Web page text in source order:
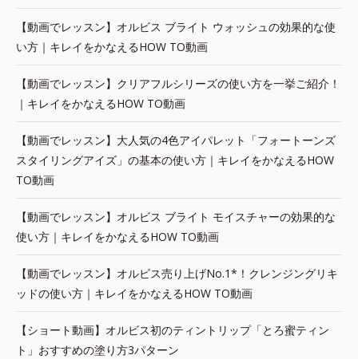
【動画でレッスン】オルビス ブライト ウォッシュの効果的な使
い方｜キレイをかなえるHOW TO動画
【動画でレッスン】クリアフルシリーズの使い方を一挙ご紹介！
｜キレイをかなえるHOW TO動画
【動画でレッスン】大人気の4色アイパレット「フォートーンズ
スタイリングアイズ」の基本の使い方｜キレイをかなえるHOW
TO動画
【動画でレッスン】オルビス ブライト モイスチャーの効果的な
使い方｜キレイをかなえるHOW TO動画
【動画でレッスン】オルビス売り上げNo.1*！クレンジングリキ
ッドの使い方｜キレイをかなえるHOW TO動画
【ショート動画】オルビス初のティントリップ「とろ蜜ティン
ト」おすすめの塗り方3パターン